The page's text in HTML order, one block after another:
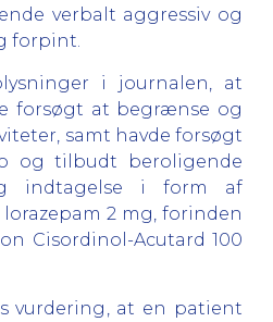
verbalt aggressiv og
forpint.
i journalen, at
forsøgt at begrænse og
samt havde forsøgt
og tilbudt beroligende
indtagelse i form af
2 mg, forinden
Cisordinol-Acutard 100
vurdering, at en patient